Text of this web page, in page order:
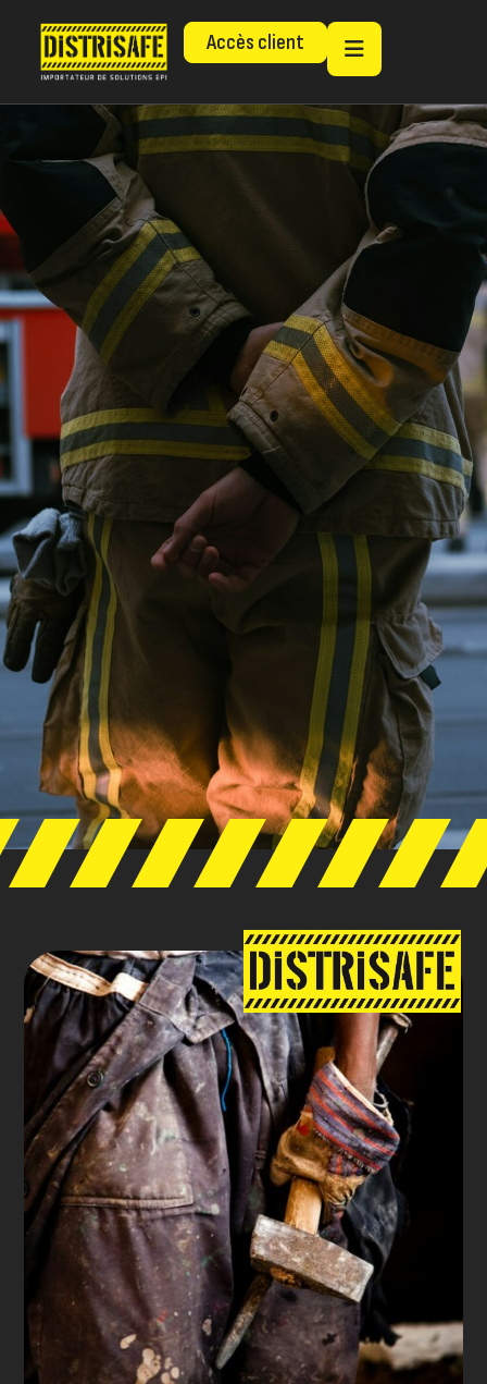
Accès client
NORMES DE
SÉCURITÉ
Découvrir nos
produits